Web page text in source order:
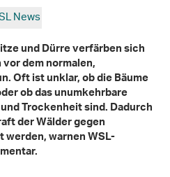
News
und Dürre verfärben sich
dem normalen,
Oft ist unklar, ob die Bäume
ob das unumkehrbare
Trockenheit sind. Dadurch
der Wälder gegen
warnen WSL-